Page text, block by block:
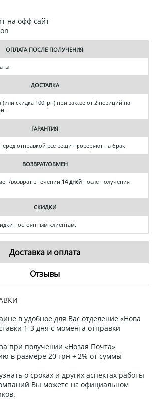
на офф сайт
ОПЛАТА ПОСЛЕ ПОЛУЧЕНИЯ
ДОСТАВКА
(или скидка 100грн) при заказе от 2 позиций на
ГАРАНТИЯ
отправкой все вещи проверяют на брак
ВОЗВРАТ/ОБМЕН
возврат в течении 14 дней после получения
СКИДКИ
постоянным клиентам.
Доставка и оплата
Отзывы
в удобное для Вас отделение «Нова
1-3 дня с момента отправки
при получении «Новая Почта»
в размере 20 грн + 2% от суммы
о сроках и других аспектах работы
Вы можете на официальном